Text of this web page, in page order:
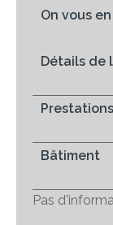
On vous
Détails de
Prestations
Bâtiment
Pas